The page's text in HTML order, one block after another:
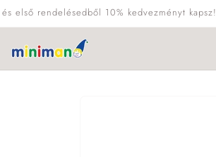
első rendelésedből 10% kedvezményt kapsz!